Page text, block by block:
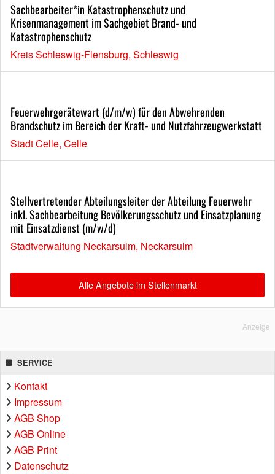
Sachbearbeiter*in Katastrophenschutz und
Krisenmanagement im Sachgebiet Brand- und
Katastrophenschutz
Kreis Schleswig-Flensburg, Schleswig
Feuerwehrgerätewart (d/m/w) für den Abwehrenden
Brandschutz im Bereich der Kraft- und Nutzfahrzeugwerkstatt
Stadt Celle, Celle
Stellvertretender Abteilungsleiter der Abteilung Feuerwehr
inkl. Sachbearbeitung Bevölkerungsschutz und Einsatzplanung
mit Einsatzdienst (m/w/d)
Stadtverwaltung Neckarsulm, Neckarsulm
Alle Angebote im Stellenmarkt
Anzeige
SERVICE
Kontakt
Impressum
AGB Shop
AGB Online
AGB Print
Datenschutz